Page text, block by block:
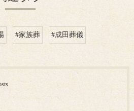
#家族葬 #成田葬儀